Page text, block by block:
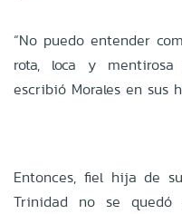
“No puedo entender
rota, loca y mentirosa
escribió Morales en sus
Entonces, fiel hija de
Trinidad no se quedó